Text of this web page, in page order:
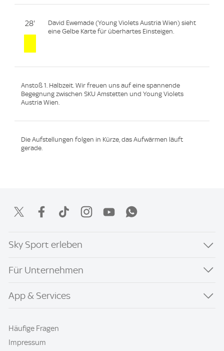
28'
David Ewemade (Young Violets Austria Wien) sieht
eine Gelbe Karte für überhartes Einsteigen.
Anstoß 1. Halbzeit. Wir freuen uns auf eine spannende
Begegnung zwischen SKU Amstetten und Young Violets
Austria Wien.
Die Aufstellungen folgen in Kürze, das Aufwärmen läuft
gerade.
Sky Sport erleben
Für Unternehmen
App & Services
Häufige Fragen
Impressum